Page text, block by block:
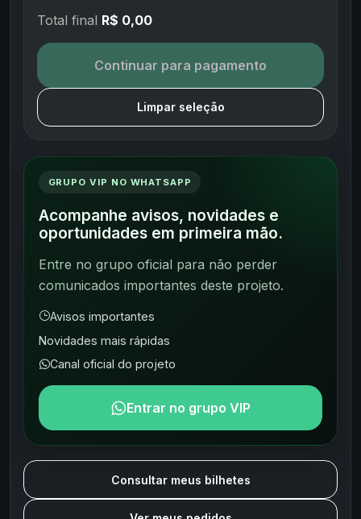
Total final R$ 0,00
Continuar para pagamento
Limpar seleção
GRUPO VIP NO WHATSAPP
Acompanhe avisos, novidades e
oportunidades em primeira mão.
Entre no grupo oficial para não perder
comunicados importantes deste projeto.
Avisos importantes
Novidades mais rápidas
Canal oficial do projeto
Entrar no grupo VIP
Consultar meus bilhetes